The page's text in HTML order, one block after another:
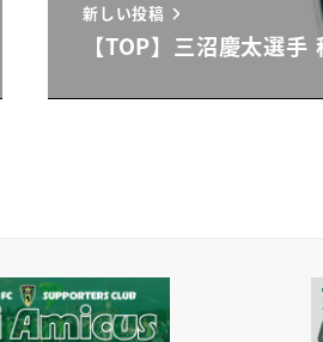
新しい投稿
【TOP】三沼慶太選